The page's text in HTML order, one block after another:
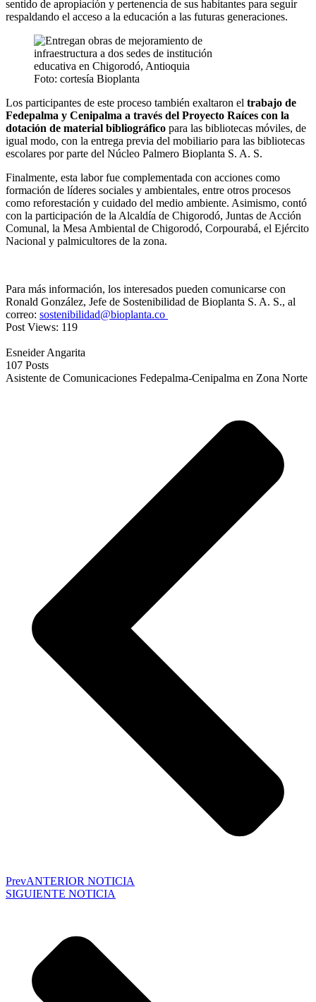
sentido de apropiación y pertenencia de sus habitantes para seguir
respaldando el acceso a la educación a las futuras generaciones.
Foto: cortesía Bioplanta
Los participantes de este proceso también exaltaron el trabajo de
Fedepalma y Cenipalma a través del Proyecto Raíces con la
dotación de material bibliográfico para las bibliotecas móviles, de
igual modo, con la entrega previa del mobiliario para las bibliotecas
escolares por parte del Núcleo Palmero Bioplanta S. A. S.
Finalmente, esta labor fue complementada con acciones como
formación de líderes sociales y ambientales, entre otros procesos
como reforestación y cuidado del medio ambiente. Asimismo, contó
con la participación de la Alcaldía de Chigorodó, Juntas de Acción
Comunal, la Mesa Ambiental de Chigorodó, Corpourabá, el Ejército
Nacional y palmicultores de la zona.
Para más información, los interesados pueden comunicarse con
Ronald González, Jefe de Sostenibilidad de Bioplanta S. A. S., al
correo: sostenibilidad@bioplanta.co
Post Views: 119
Esneider Angarita
107 Posts
Asistente de Comunicaciones Fedepalma-Cenipalma en Zona Norte
PrevANTERIOR NOTICIA
SIGUIENTE NOTICIA